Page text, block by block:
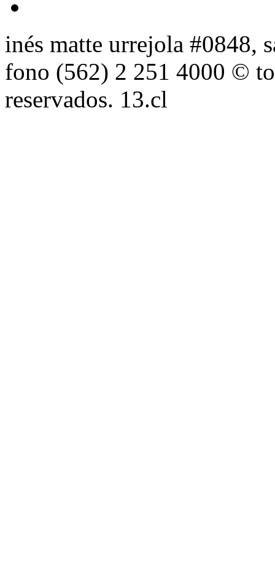
inés matte urrejola #0848,
fono (562) 2 251 4000 ©
reservados. 13.cl